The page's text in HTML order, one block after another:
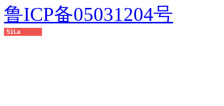
鲁ICP备05031204号
51La